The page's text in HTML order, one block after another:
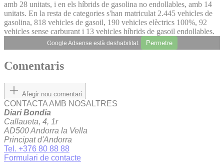
amb 28 unitats, i en els híbrids de gasolina no endollables, amb 14
unitats. En la resta de categories s'han matriculat 2.445 vehicles de
gasolina, 818 vehicles de gasoil, 190 vehicles elèctrics 100%, 92
vehicles sense carburant i 13 vehicles híbrids de gasoil endollables.
Google Adsense està deshabilitat. Permetre
Comentaris
Afegir nou comentari
CONTACTA AMB NOSALTRES
Diari Bondia
Callaueta, 4, 1r
AD500 Andorra la Vella
Principat d'Andorra
Tel. +376 80 88 88
Formulari de contacte